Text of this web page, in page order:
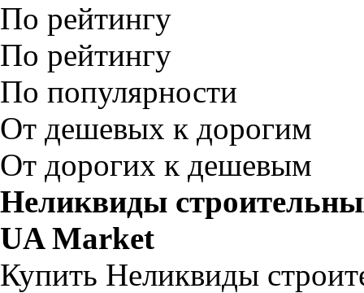
По рейтингу
По рейтингу
По популярности
От дешевых к дорогим
От дорогих к дешевым
Неликвиды
UA Market
Купить Неликвиды